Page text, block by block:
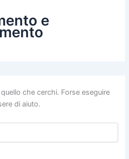
e
che cerchi. Forse eseguire
di aiuto.